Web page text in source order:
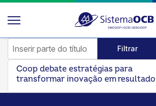
Inserir parte do título
Filtrar
Coop debate estratégias para
transformar inovação em resultado